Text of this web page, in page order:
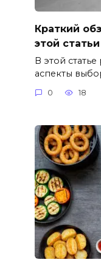
Краткий
этой статьи
В этой
аспекты
0 18